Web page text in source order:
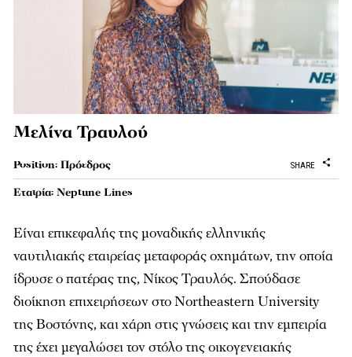
Μελίνα Τραυλού
SHARE
Position: Πρόεδρος
Εταιρία: Neptune Lines
Είναι επικεφαλής της µοναδικής ελληνικής
ναυτιλιακής εταιρείας µεταφοράς οχηµάτων, την οποία
ίδρυσε ο πατέρας της, Νίκος Τραυλός. Σπούδασε
διοίκηση επιχειρήσεων στο Northeastern University
της Βοστόνης, και χάρη στις γνώσεις και την εµπειρία
της έχει µεγαλώσει τον στόλο της οικογενειακής